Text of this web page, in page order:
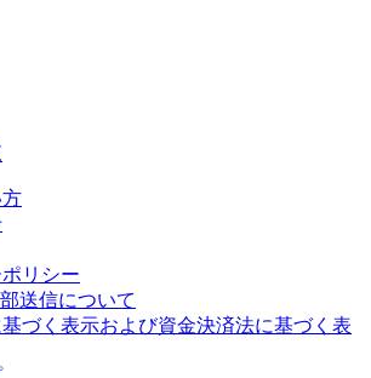
リシー
送信について
づく表示および資金決済法に基づく表